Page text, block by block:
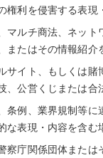
権利を侵害する表現
マルチ商法、ネット
またはその情報紹介
サイト、もしくは賭
、公営くじまたは合
条例、業界規制等に
な表現・内容を含む
察庁関係団体または